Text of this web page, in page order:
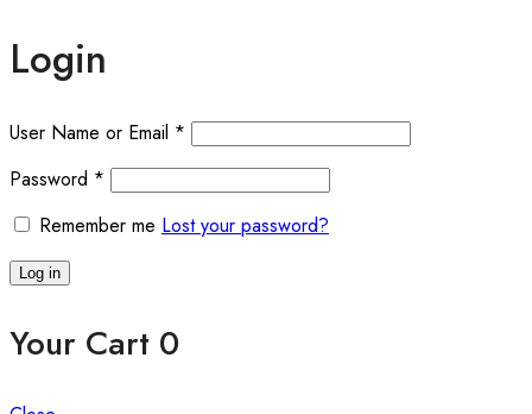
Login
User Name or Email *
Password *
Remember me Lost your password?
Log in
Your Cart 0